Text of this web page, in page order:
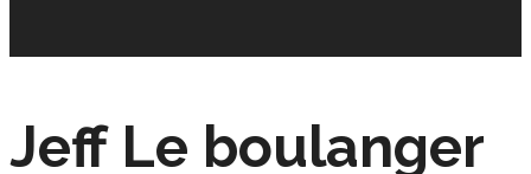
Jeff Le boulanger